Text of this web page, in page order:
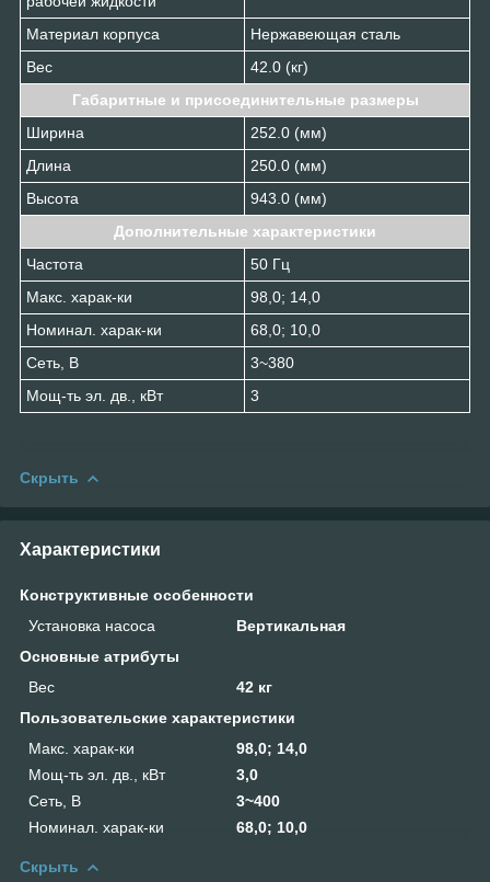
Материал корпуса
Нержавеющая сталь
Вес
42.0 (кг)
Габаритные и присоединительные размеры
Ширина
252.0 (мм)
Длина
250.0 (мм)
Высота
943.0 (мм)
Дополнительные характеристики
Частота
50 Гц
Макс. харак-ки
98,0; 14,0
Номинал. харак-ки
68,0; 10,0
Сеть, В
3~380
Мощ-ть эл. дв., кВт
3
Скрыть
Характеристики
Конструктивные особенности
Установка насоса
Вертикальная
Основные атрибуты
Вес
42 кг
Пользовательские характеристики
Макс. харак-ки
98,0; 14,0
Мощ-ть эл. дв., кВт
3,0
Сеть, В
3~400
Номинал. харак-ки
68,0; 10,0
Скрыть